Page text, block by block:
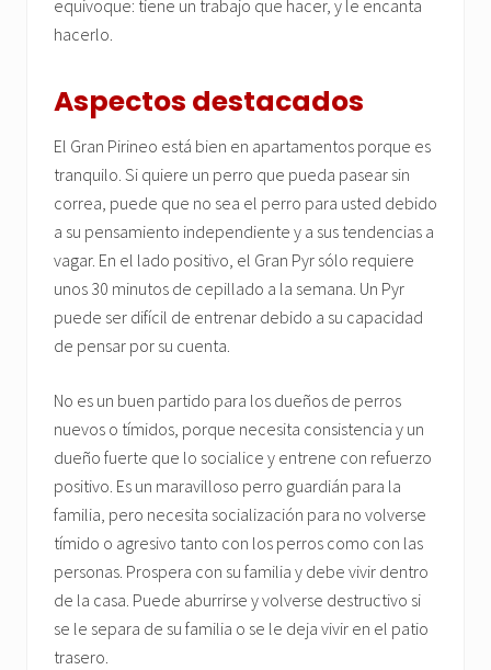
equivoque: tiene un trabajo que hacer, y le encanta
hacerlo.
Aspectos destacados
El Gran Pirineo está bien en apartamentos porque es
tranquilo. Si quiere un perro que pueda pasear sin
correa, puede que no sea el perro para usted debido
a su pensamiento independiente y a sus tendencias a
vagar. En el lado positivo, el Gran Pyr sólo requiere
unos 30 minutos de cepillado a la semana. Un Pyr
puede ser difícil de entrenar debido a su capacidad
de pensar por su cuenta.
No es un buen partido para los dueños de perros
nuevos o tímidos, porque necesita consistencia y un
dueño fuerte que lo socialice y entrene con refuerzo
positivo. Es un maravilloso perro guardián para la
familia, pero necesita socialización para no volverse
tímido o agresivo tanto con los perros como con las
personas. Prospera con su familia y debe vivir dentro
de la casa. Puede aburrirse y volverse destructivo si
se le separa de su familia o se le deja vivir en el patio
trasero.